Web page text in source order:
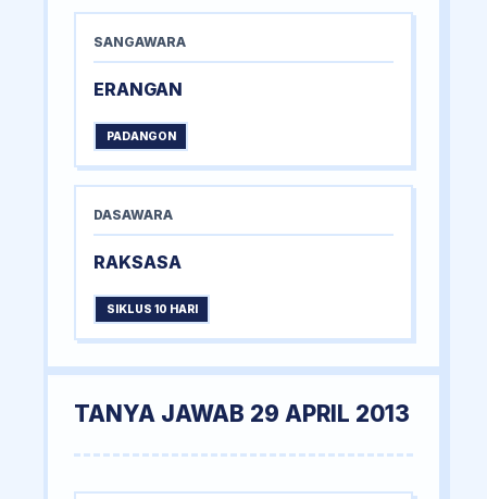
SANGAWARA
ERANGAN
PADANGON
DASAWARA
RAKSASA
SIKLUS 10 HARI
TANYA JAWAB 29 APRIL 2013